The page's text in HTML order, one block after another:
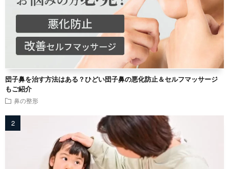
団子鼻を治す方法はある？ひどい団子鼻の悪化防止＆セルフマッサージ
もご紹介
鼻の整形